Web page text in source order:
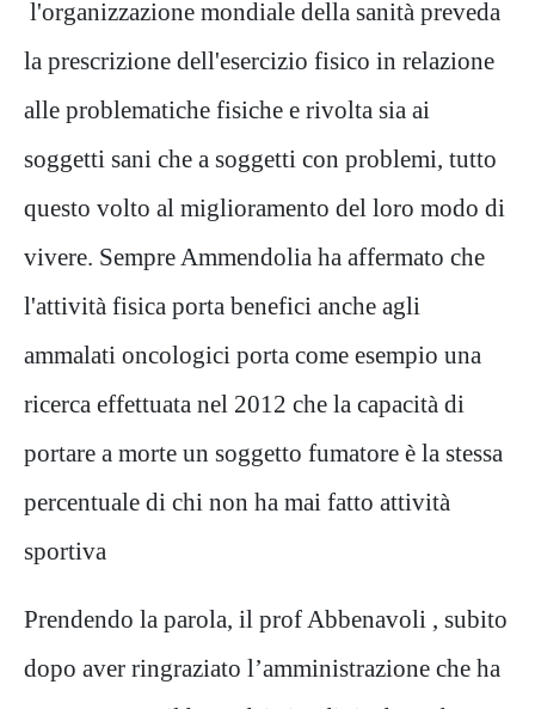
l'organizzazione mondiale della sanità preveda
la prescrizione dell'esercizio fisico in relazione
alle problematiche fisiche e rivolta sia ai
soggetti sani che a soggetti con problemi, tutto
questo volto al miglioramento del loro modo di
vivere. Sempre Ammendolia ha affermato che
l'attività fisica porta benefici anche agli
ammalati oncologici porta come esempio una
ricerca effettuata nel 2012 che la capacità di
portare a morte un soggetto fumatore è la stessa
percentuale di chi non ha mai fatto attività
sportiva
Prendendo la parola, il prof Abbenavoli , subito
dopo aver ringraziato l’amministrazione che ha